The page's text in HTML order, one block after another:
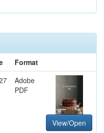
Format
Adobe
PDF
View/Open